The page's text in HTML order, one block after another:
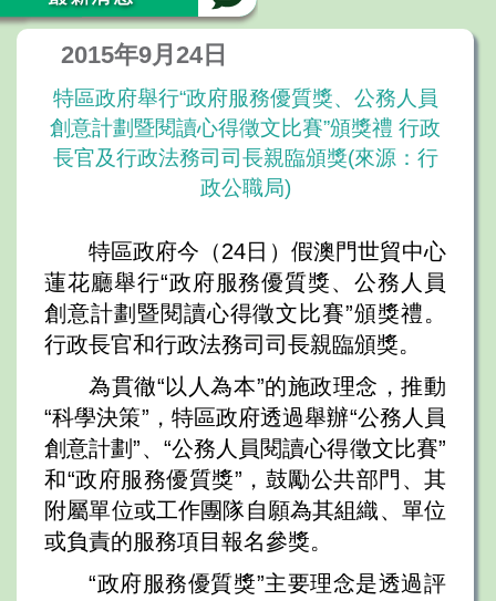
2015年9月24日
特區政府舉行“政府服務優質獎、公務人員
創意計劃暨閱讀心得徵文比賽”頒獎禮 行政
長官及行政法務司司長親臨頒獎(來源：行
政公職局)
特區政府今（24日）假澳門世貿中心
蓮花廳舉行“政府服務優質獎、公務人員
創意計劃暨閱讀心得徵文比賽”頒獎禮。
行政長官和行政法務司司長親臨頒獎。
為貫徹“以人為本”的施政理念，推動
“科學決策”，特區政府透過舉辦“公務人員
創意計劃”、“公務人員閱讀心得徵文比賽”
和“政府服務優質獎”，鼓勵公共部門、其
附屬單位或工作團隊自願為其組織、單位
或負責的服務項目報名參獎。
“政府服務優質獎”主要理念是透過評